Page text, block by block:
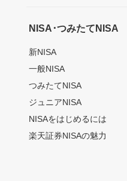
NISA･つみたてNISA
新NISA
一般NISA
つみたてNISA
ジュニアNISA
NISAをはじめるには
楽天証券NISAの魅力